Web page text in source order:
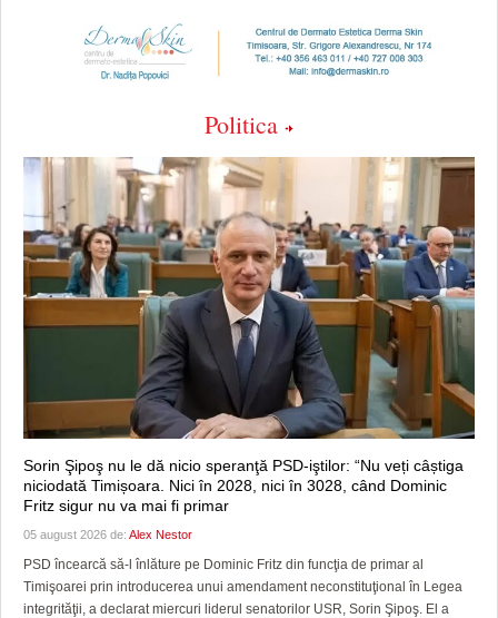
Politica
Sorin Şipoş nu le dă nicio speranţă PSD-iştilor: “Nu veți câștiga
niciodată Timișoara. Nici în 2028, nici în 3028, când Dominic
Fritz sigur nu va mai fi primar
05 august 2026 de: Alex Nestor
PSD încearcă să-l înlăture pe Dominic Fritz din funcţia de primar al
Timişoarei prin introducerea unui amendament neconstituţional în Legea
integrităţii, a declarat miercuri liderul senatorilor USR, Sorin Şipoş. El a